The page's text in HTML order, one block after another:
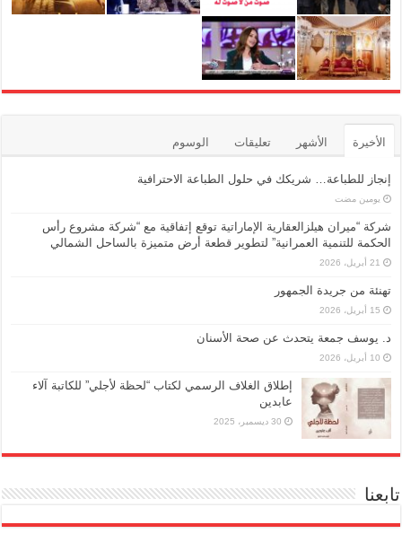
الأخيرة الأشهر تعليقات الوسوم
إنجاز للطباعة… شريكك في حلول الطباعة الاحترافية
‏يومين مضت
شركة “ميران هيلزالعقارية الإماراتية توقع إتفاقية مع “شركة مشروع رأس
الحكمة للتنمية العمرانية” لتطوير قطعة أرض متميزة بالساحل الشمالي
21 أبريل، 2026
تهنئة من جريدة الجمهور
15 أبريل، 2026
د. يوسف جمعة يتحدث عن صحة الأسنان
10 أبريل، 2026
إطلاق الغلاف الرسمي لكتاب “لحظة لأجلي” للكاتبة آلاء
عابدين
30 ديسمبر، 2025
تابعنا